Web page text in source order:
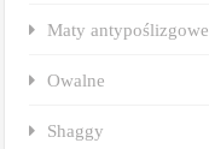
Maty antypoślizgowe
Owalne
Shaggy